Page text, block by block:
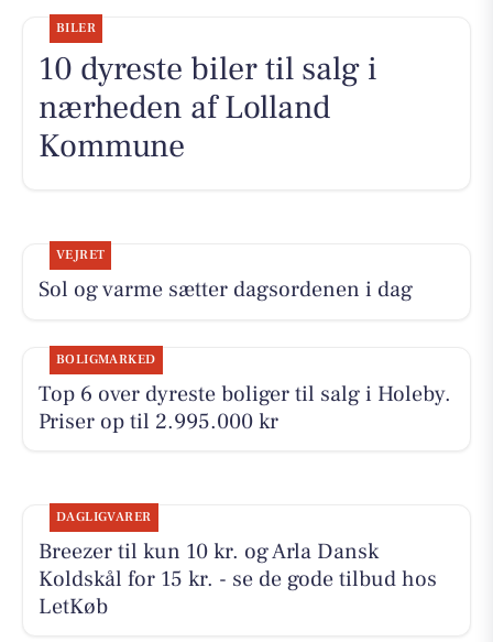
BILER
10 dyreste biler til salg i
nærheden af Lolland
Kommune
VEJRET
Sol og varme sætter dagsordenen i dag
BOLIGMARKED
Top 6 over dyreste boliger til salg i Holeby.
Priser op til 2.995.000 kr
DAGLIGVARER
Breezer til kun 10 kr. og Arla Dansk
Koldskål for 15 kr. - se de gode tilbud hos
LetKøb